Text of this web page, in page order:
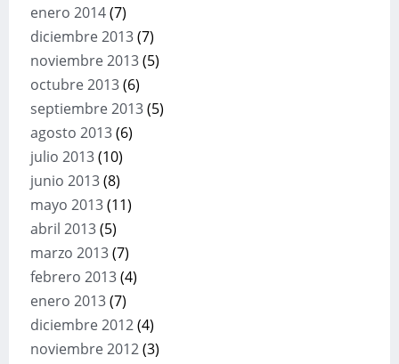
enero 2014(7)
diciembre 2013(7)
noviembre 2013(5)
octubre 2013(6)
septiembre 2013(5)
agosto 2013(6)
julio 2013(10)
junio 2013(8)
mayo 2013(11)
abril 2013(5)
marzo 2013(7)
febrero 2013(4)
enero 2013(7)
diciembre 2012(4)
noviembre 2012(3)